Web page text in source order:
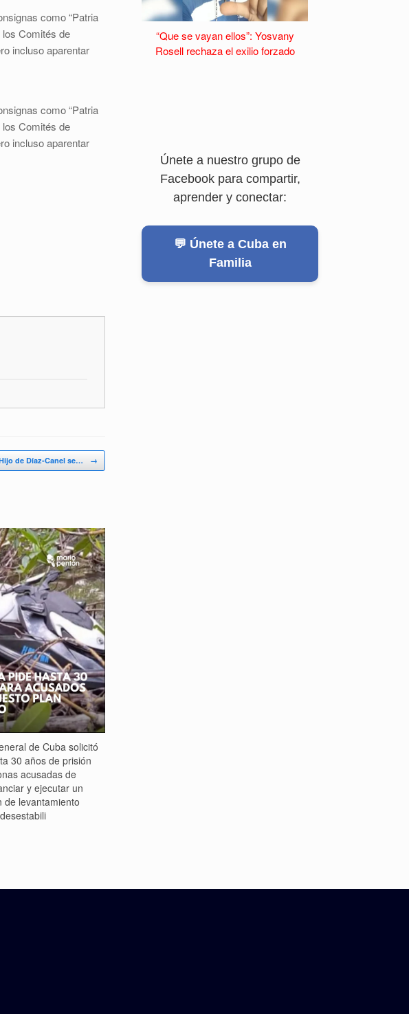
como “Patria
los Comités de
incluso aparentar
como “Patria
los Comités de
incluso aparentar
de Díaz-Canel se… →
de Cuba solicitó
30 años de prisión
acusadas de
y ejecutar un
de levantamiento
“Que se vayan ellos”: Yosvany
Rosell rechaza el exilio forzado
Únete a nuestro grupo de
Facebook para compartir,
aprender y conectar:
💬 Únete a Cuba en
Familia